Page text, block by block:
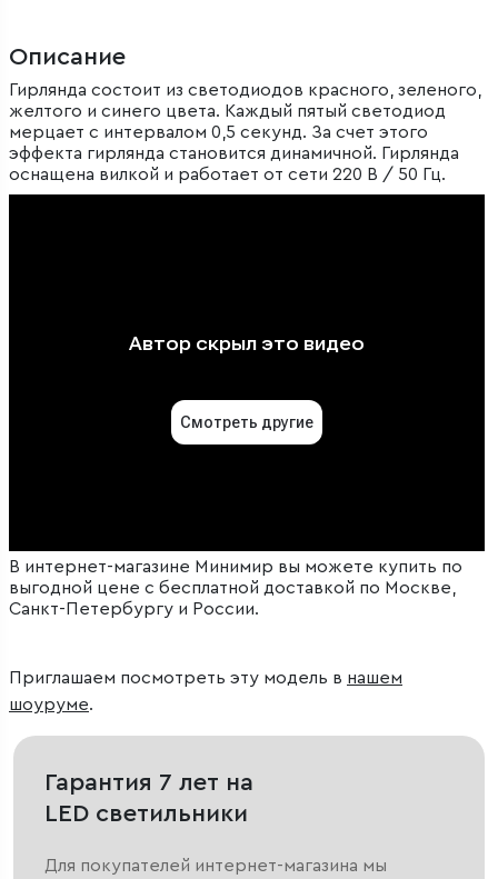
Описание
Гирлянда состоит из светодиодов красного, зеленого,
желтого и синего цвета. Каждый пятый светодиод
мерцает с интервалом 0,5 секунд. За счет этого
эффекта гирлянда становится динамичной. Гирлянда
оснащена вилкой и работает от сети 220 В / 50 Гц.
В интернет-магазине Минимир вы можете купить по
выгодной цене с бесплатной доставкой по Москве,
Санкт-Петербургу и России.
Приглашаем посмотреть эту модель в нашем
шоуруме.
Гарантия 7 лет на
LED светильники
Для покупателей интернет-магазина мы